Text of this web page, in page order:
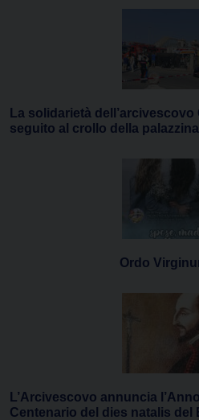
La solidarietà
seguito al crollo della
Ordo
L’Arcivescovo annuncia
Centenario del dies natalis del